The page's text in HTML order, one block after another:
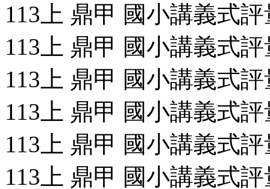
113上 鼎甲 國小講義式
113上 鼎甲 國小講義式
113上 鼎甲 國小講義式
113上 鼎甲 國小講義式
113上 鼎甲 國小講義式
113上 鼎甲 國小講義式